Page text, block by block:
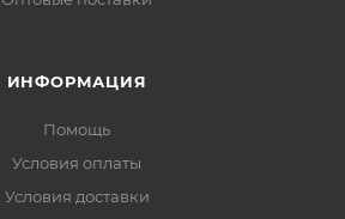
ИНФОРМАЦИЯ
Помощь
Условия оплаты
Условия доставки